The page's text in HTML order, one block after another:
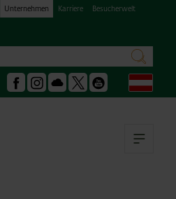
Unternehmen Karriere
Besucherwelt
suchen
Facebook
Instagram
Podcast Youtube